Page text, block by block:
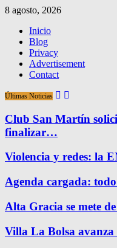
8 agosto, 2026
Inicio
Blog
Privacy
Advertisement
Contact
Últimas Noticias
Club San Martín
finalizar…
Violencia y redes: la
Agenda cargada:
Alta Gracia se mete
Villa La Bolsa